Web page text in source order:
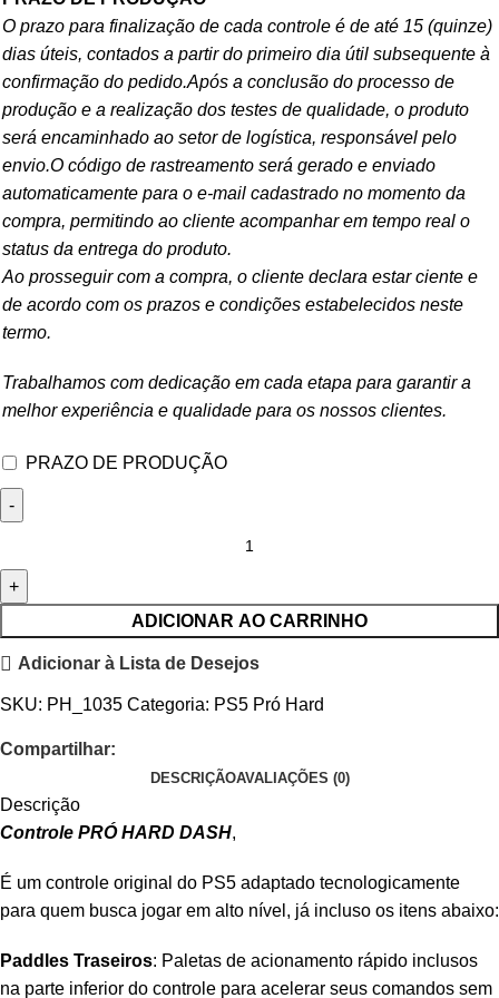
O prazo para finalização de cada controle é de até 15 (quinze)
dias úteis, contados a partir do primeiro dia útil subsequente à
confirmação do pedido.Após a conclusão do processo de
produção e a realização dos testes de qualidade, o produto
será encaminhado ao setor de logística, responsável pelo
envio.O código de rastreamento será gerado e enviado
automaticamente para o e-mail cadastrado no momento da
compra, permitindo ao cliente acompanhar em tempo real o
status da entrega do produto.
Ao prosseguir com a compra, o cliente declara estar ciente e
de acordo com os prazos e condições estabelecidos neste
termo.
Trabalhamos com dedicação em cada etapa para garantir a
melhor experiência e qualidade para os nossos clientes.
PRAZO DE PRODUÇÃO
ADICIONAR AO CARRINHO
Adicionar à Lista de Desejos
SKU: PH_1035 Categoria: PS5 Pró Hard
Compartilhar:
DESCRIÇÃOAVALIAÇÕES (0)
Descrição
Controle PRÓ HARD DASH,
É um controle original do PS5 adaptado tecnologicamente
para quem busca jogar em alto nível, já incluso os itens abaixo:
Paddles Traseiros: Paletas de acionamento rápido inclusos
na parte inferior do controle para acelerar seus comandos sem